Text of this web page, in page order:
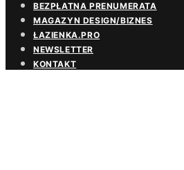
BEZPŁATNA PRENUMERATA
MAGAZYN DESIGN/BIZNES
ŁAZIENKA.PRO
NEWSLETTER
KONTAKT